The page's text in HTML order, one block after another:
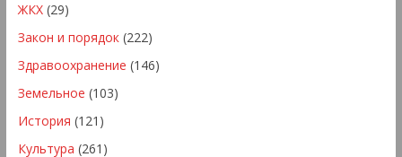
ЖКХ(29)
Закон и порядок(222)
Здравоохранение (146)
Земельное (103)
История (121)
Культура (261)